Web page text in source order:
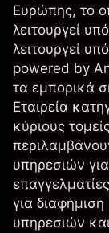
Ευρώπης, το
λειτουργεί
λειτουργεί
powered by
τα εμπορικά
Εταιρεία
κύριους
υπηρεσιών
για
υπηρεσιών